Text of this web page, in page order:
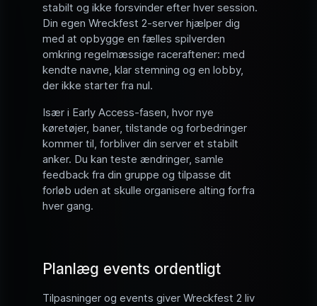
stabilt og ikke forsvinder efter hver session.
Din egen Wreckfest 2-server hjælper dig
med at opbygge en fælles spilverden
omkring regelmæssige raceraftener: med
kendte navne, klar stemning og en lobby,
der ikke starter fra nul.
Især i Early Access-fasen, hvor nye
køretøjer, baner, tilstande og forbedringer
kommer til, forbliver din server et stabilt
anker. Du kan teste ændringer, samle
feedback fra din gruppe og tilpasse dit
forløb uden at skulle organisere alting forfra
hver gang.
Planlæg events ordentligt
Tilpasninger og events giver Wreckfest 2 liv